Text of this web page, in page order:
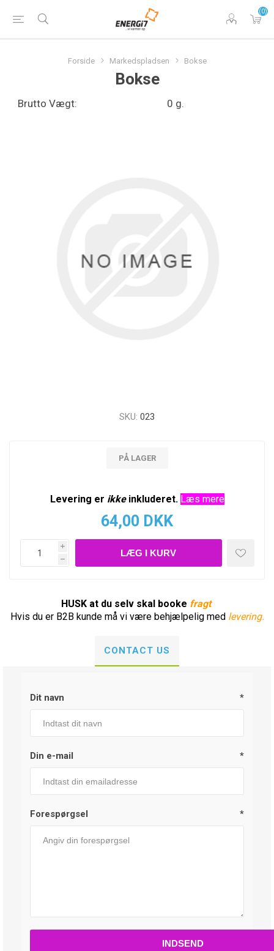
(0)
Forside Markedspladsen Bokse
Bokse
Brutto Vægt: 0 g.
SKU: 023
PÅ LAGER
Levering er ikkeinkluderet. Læs mere
64,00 DKK
i
h
HUSK at du selv skal booke fragt
Hvis du er B2B kunde må vi være behjælpelig med levering.
CONTACT US
Dit navn *
Din e-mail *
Forespørgsel *